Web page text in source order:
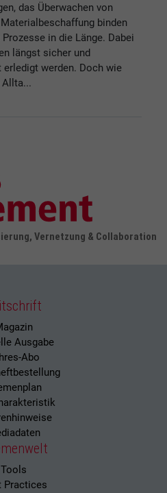
das Überwachen von
binden
in die Länge. Dabei
längst sicher und
werden. Doch wie
Allta...
Vernetzung & Collaboration
Ausgabe
Abo
Tools
Practices